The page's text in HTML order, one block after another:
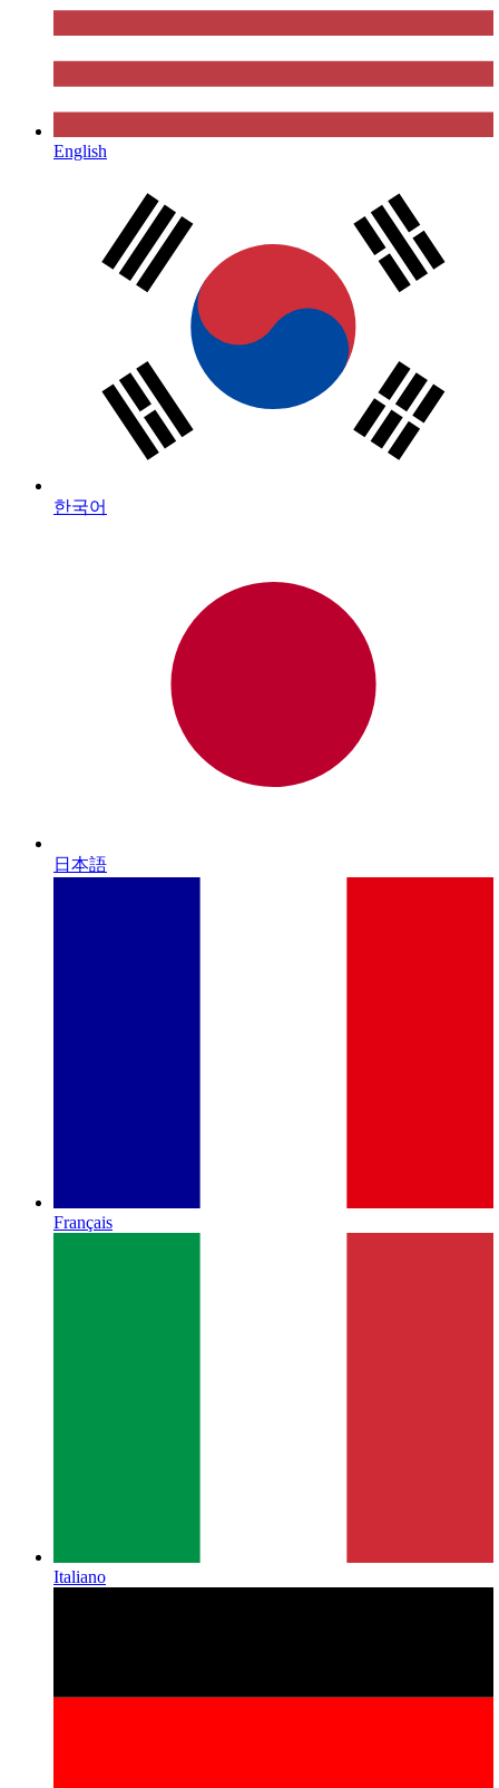
English
한국어
日本語
Français
Italiano